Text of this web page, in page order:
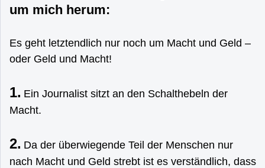
um mich herum:
Es geht letztendlich nur noch um Macht und Geld –
oder Geld und Macht!
1. Ein Journalist sitzt an den Schalthebeln der
Macht.
2. Da der überwiegende Teil der Menschen nur
nach Macht und Geld strebt ist es verständlich, dass